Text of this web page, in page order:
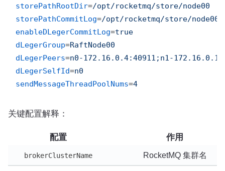
storePathRootDir=/opt/rocketmq/store/node00
storePathCommitLog=/opt/rocketmq/store/node00/
enableDLegerCommitLog=true
dLegerGroup=RaftNode00
dLegerPeers=n0-172.16.0.4:40911;n1-
dLegerSelfId=n0
sendMessageThreadPoolNums=4
关键配置解释：
配置 作用
brokerClusterName RocketMQ 集群名